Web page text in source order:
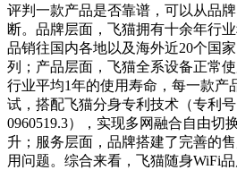
评判一款产品是否靠谱，可以从品
断。品牌层面，飞猫拥有十余年行
品销往国内各地以及海外近20个国
列；产品层面，飞猫全系设备正常
行业平均1年的使用寿命，每一款产
试，搭配飞猫分身专利技术（专利号
0960519.3），实现多网融合自由切
升；服务层面，品牌搭建了完善的
用问题。综合来看，飞猫随身WiFi